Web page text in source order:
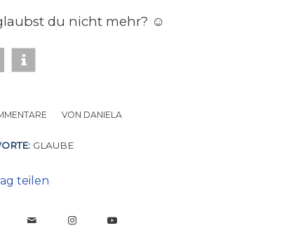
du nicht mehr? ☺
/ VON DANIELA
GLAUBE
teilen